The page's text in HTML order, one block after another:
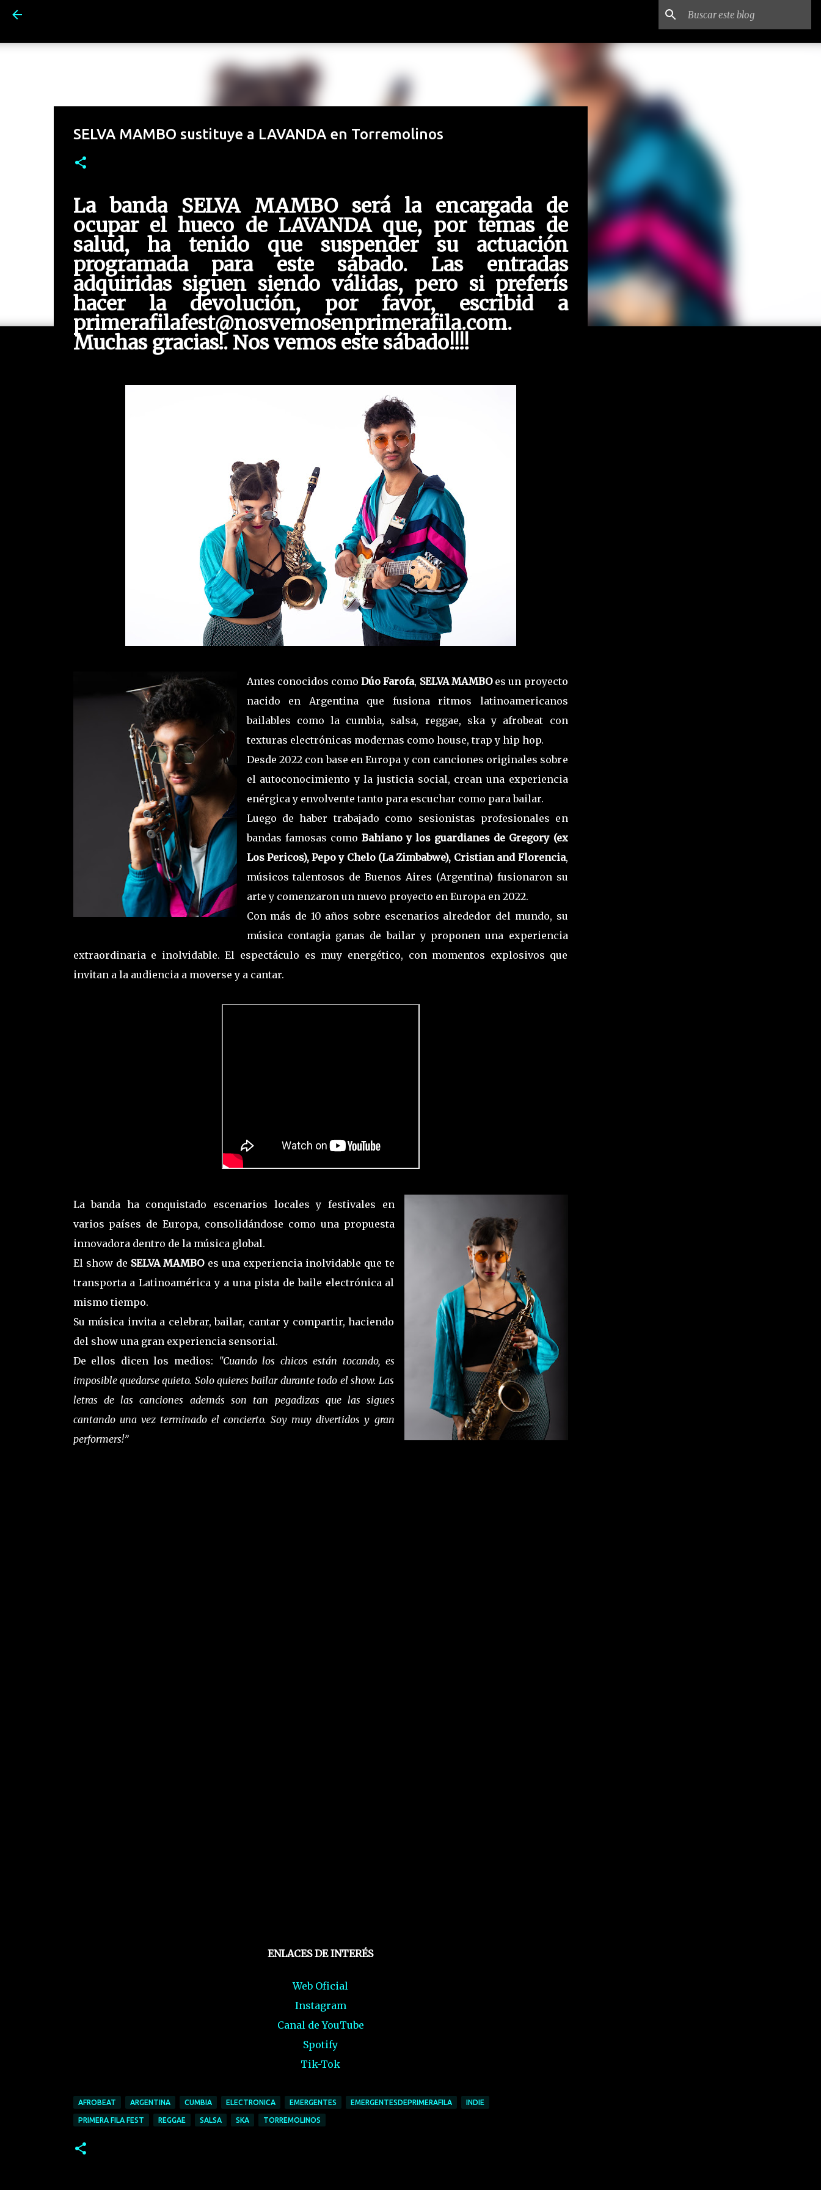
SELVA MAMBO sustituye a LAVANDA en Torremolinos
La banda SELVA MAMBO será la encargada de
ocupar el hueco de LAVANDA que, por temas de
salud, ha tenido que suspender su actuación
programada para este sábado. Las entradas
adquiridas siguen siendo válidas, pero si preferís
hacer la devolución, por favor, escribid a
primerafilafest@nosvemosenprimerafila.com.
Muchas gracias!. Nos vemos este sábado!!!!
Antes conocidos comoDúo Farofa, SELVA MAMBOes un proyecto
nacido en Argentina que fusiona ritmos latinoamericanos
bailables como la cumbia, salsa, reggae, ska y afrobeat con
texturas electrónicas modernas como house, trap y hip hop.
Desde 2022 con base en Europa y con canciones originales sobre
el autoconocimiento y la justicia social, crean una experiencia
enérgica y envolvente tanto para escuchar como para bailar.
Luego de haber trabajado como sesionistas profesionales en
bandas famosas como Bahiano y los guardianes de Gregory (ex
Los Pericos), Pepo y Chelo (La Zimbabwe), Cristian and Florencia,
músicos talentosos de Buenos Aires (Argentina) fusionaron su
arte y comenzaron un nuevo proyecto en Europa en 2022.
Con más de 10 años sobre escenarios alrededor del mundo, su
música contagia ganas de bailar y proponen una experiencia
extraordinaria e inolvidable. El espectáculo es muy energético, con momentos explosivos que
invitan a la audiencia a moverse y a cantar.
La banda ha conquistado escenarios locales y festivales en
varios países de Europa, consolidándose como una propuesta
innovadora dentro de la música global.
El show de SELVA MAMBOes una experiencia inolvidable que te
transporta a Latinoamérica y a una pista de baile electrónica al
mismo tiempo.
Su música invita a celebrar, bailar, cantar y compartir, haciendo
del show una gran experiencia sensorial.
De ellos dicen los medios: "Cuando los chicos están tocando, es
imposible quedarse quieto. Solo quieres bailar durante todo el show. Las
letras de las canciones además son tan pegadizas que las sigues
cantando una vez terminado el concierto. Soy muy divertidos y gran
performers!”
ENLACES DE INTERÉS
Web Oficial
Instagram
Canal de YouTube
Spotify
Tik-Tok
AFROBEAT ARGENTINA CUMBIA ELECTRONICA EMERGENTES EMERGENTESDEPRIMERAFILA INDIE
PRIMERA FILA FEST REGGAE SALSA SKA TORREMOLINOS